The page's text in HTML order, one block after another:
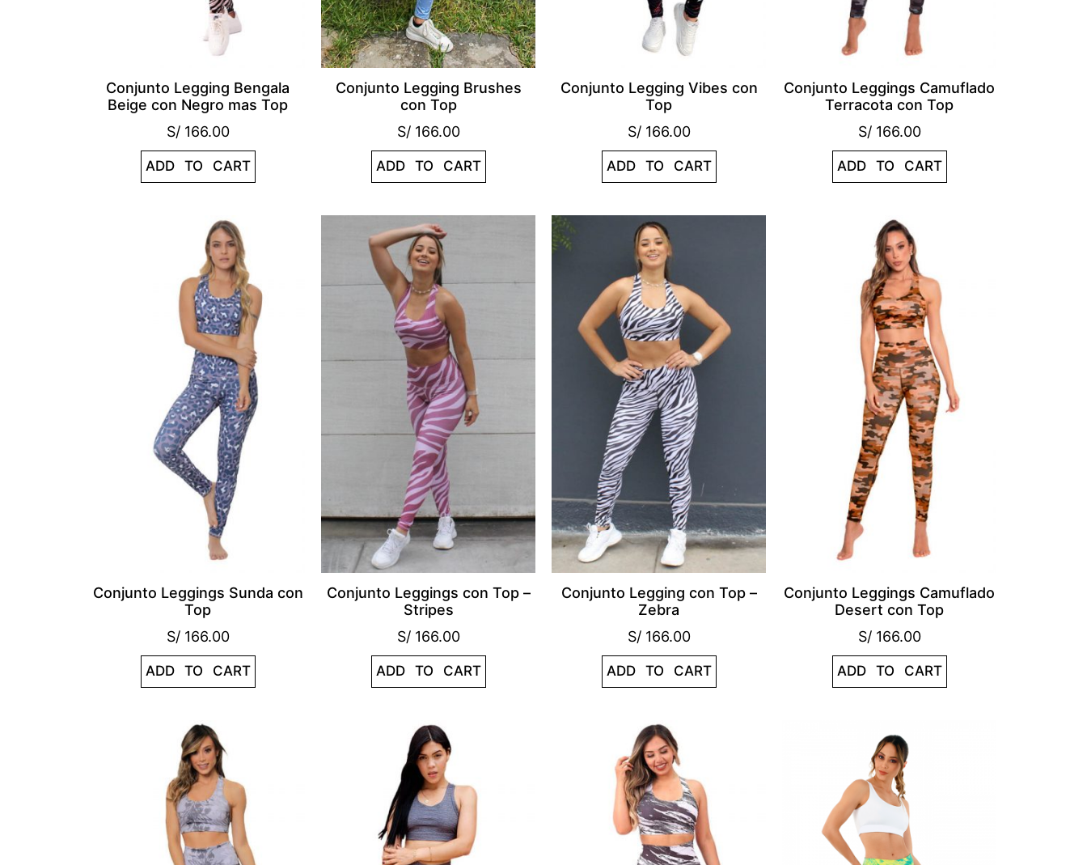
Conjunto Legging Bengala
Beige con Negro mas Top
S/166.00
ADD TO CART
Conjunto Legging Brushes
con Top
S/166.00
ADD TO CART
Conjunto Legging Vibes con
Top
S/166.00
ADD TO CART
Conjunto Leggings Camuflado
Terracota con Top
S/166.00
ADD TO CART
Conjunto Leggings Sunda con
Top
S/166.00
ADD TO CART
Conjunto Leggings con Top –
Stripes
S/166.00
ADD TO CART
Conjunto Legging con Top –
Zebra
S/166.00
ADD TO CART
Conjunto Leggings Camuflado
Desert con Top
S/166.00
ADD TO CART